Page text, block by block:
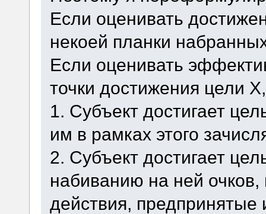
Если оценивать
некоей планки
Если оценивать
точки достижения цели
1. Субъект достигает
им в рамках этого
2. Субъект достигает
набиванию на ней очков,
действия, предпринятые